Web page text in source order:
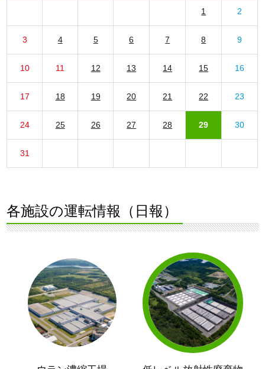
1 2
3 4 5 6 7 8 9
10 11 12 13 14 15 16
17 18 19 20 21 22 23
24 25 26 27 28 29 30
31
各施設の運転情報（日報）